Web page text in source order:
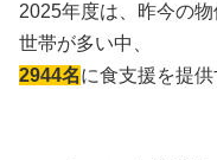
2025年度は、昨今の
世帯が多い中、
2944名に食支援を提